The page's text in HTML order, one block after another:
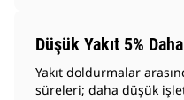
Düşük Yakıt 5%
Yakıt doldurmalar
süreleri; daha düşük